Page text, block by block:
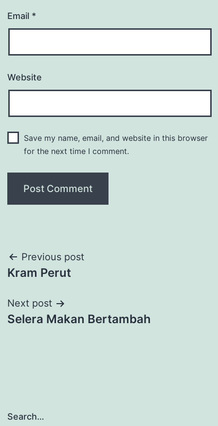
Email *
Website
Save my name, email, and website in this browser
for the next time I comment.
Post
navigation
Previous post
Kram Perut
Next post
Selera Makan Bertambah
Search…